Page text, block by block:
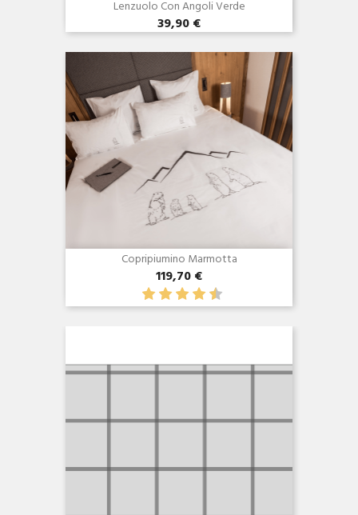
Lenzuolo Con Angoli Verde
39,90 €
Anteprima
Copripiumino Marmotta
119,70 €
Anteprima